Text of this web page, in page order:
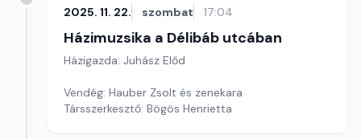
2025. 11. 22. szombat 17:04
Házimuzsika a Délibáb utcában
Házigazda: Juhász Előd
Vendég: Hauber Zsolt és zenekara
Társszerkesztő: Bögös Henrietta